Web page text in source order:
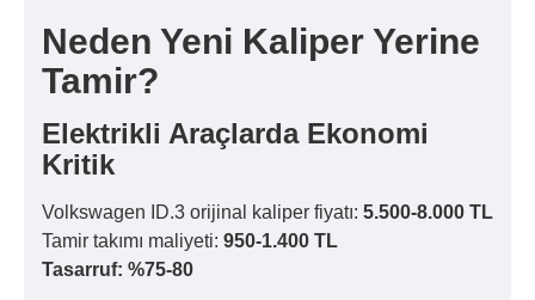
Neden Yeni Kaliper Yerine
Tamir?
Elektrikli Araçlarda Ekonomi
Kritik
Volkswagen ID.3 orijinal kaliper fiyatı: 5.500-8.000 TL
Tamir takımı maliyeti: 950-1.400 TL
Tasarruf: %75-80